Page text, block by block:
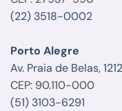
(22) 3518-0002
Porto Alegre
Av. Praia de Belas,
CEP: 90.110-000
(51) 3103-6291